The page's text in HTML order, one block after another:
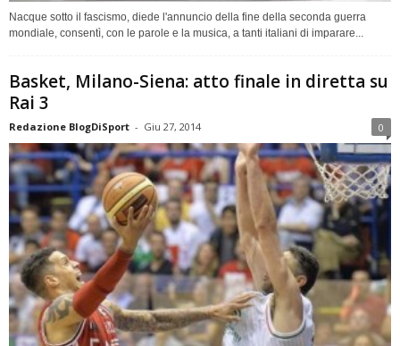
Nacque sotto il fascismo, diede l'annuncio della fine della seconda guerra
mondiale, consentì, con le parole e la musica, a tanti italiani di imparare...
Basket, Milano-Siena: atto finale in diretta su
Rai 3
Redazione BlogDiSport - Giu 27, 2014 0